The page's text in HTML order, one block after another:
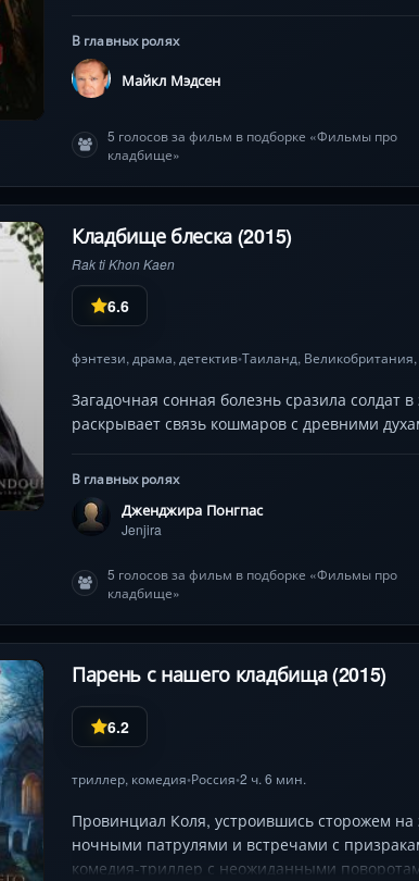
В главных ролях
Майкл Мэдсен
5 голосов за фильм в подборке «Фильмы про
кладбище»
Кладбище блеска (2015)
Rak ti Khon Kaen
6.6
фэнтези, драма, детектив•Таиланд, Великобритания,
Загадочная сонная болезнь сразила
раскрывает связь кошмаров с древними
В главных ролях
Дженджира Понгпас
Jenjira
5 голосов за фильм в подборке «Фильмы про
кладбище»
Парень с нашего кладбища (2015)
6.2
триллер, комедия•Россия•2 ч. 6 мин.
Провинциал Коля, устроившись сторожем
ночными патрулями и встречами с
комедия-триллер с неожиданными